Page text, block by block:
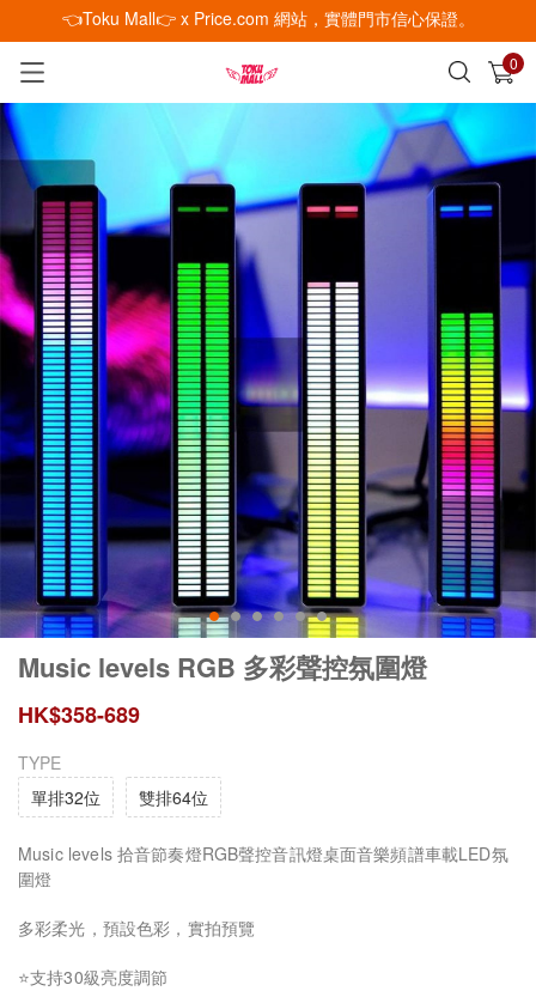
👈Toku Mall👉 x Price.com 網站，實體門市信心保證。
0
已加入購物車 查看
Music levels RGB 多彩聲控氛圍燈
HK$358-689
TYPE
單排32位
雙排64位
Music levels 拾音節奏燈RGB聲控音訊燈桌面音樂頻譜車載LED氛
圍燈
多彩柔光，預設色彩，實拍預覽
⭐支持30級亮度調節